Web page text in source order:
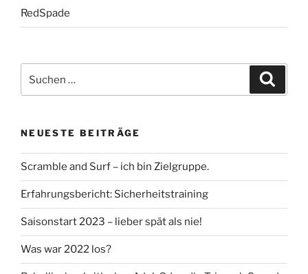
RedSpade
nach:
NEUESTE BEITRÄGE
Scramble and Surf – ich bin Zielgruppe.
Erfahrungsbericht: Sicherheitstraining
Saisonstart 2023 – lieber spät als nie!
Was war 2022 los?